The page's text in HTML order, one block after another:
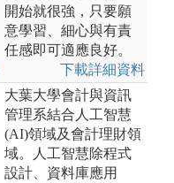
開始就很強，只要願
意學習、細心與有責
任感即可適應良好。
下載詳細資料
大葉大學會計與資訊
管理系結合人工智慧
(AI)領域及會計理財領
域。人工智慧除程式
設計、資料庫應用